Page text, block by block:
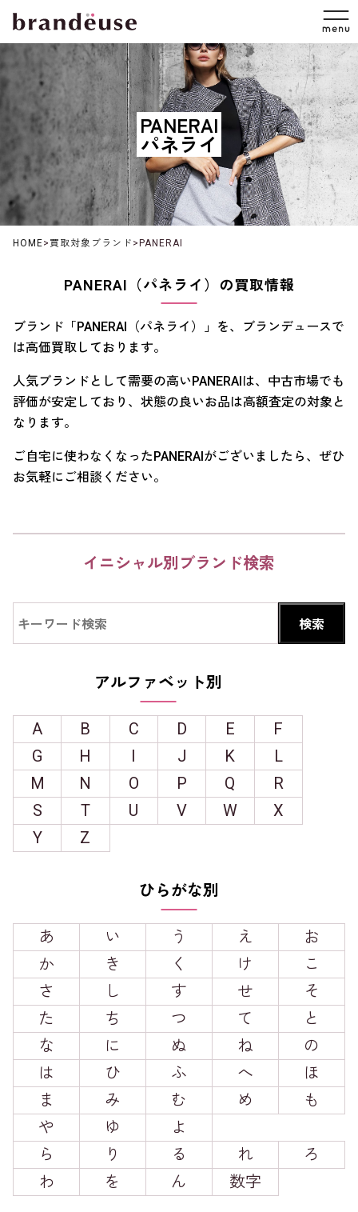
PANERAI
パネライ
HOME> 買取対象ブランド >PANERAI
PANERAI（パネライ）の買取情報
ブランド「PANERAI（パネライ）」を、ブランデュースで
は高価買取しております。
人気ブランドとして需要の高いPANERAIは、中古市場でも
評価が安定しており、状態の良いお品は高額査定の対象と
なります。
ご自宅に使わなくなったPANERAIがございましたら、ぜひ
お気軽にご相談ください。
イニシャル別ブランド検索
アルファベット別
A B C D E
F
G
H I J K
L
M
N O P Q
R
S
T U V W
X
Y
Z
ひらがな別
あ い う え
お
か
き く け
こ
さ
し す せ
そ
た
ち つ て
と
な
に ぬ ね
の
は
ひ ふ へ
ほ
ま
み む め
も
や
ゆ
よ
ら
り る れ
ろ
わ
を ん 数字